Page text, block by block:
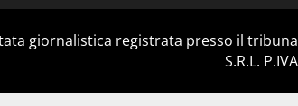
giornalistica registrata presso il
S.R.L.